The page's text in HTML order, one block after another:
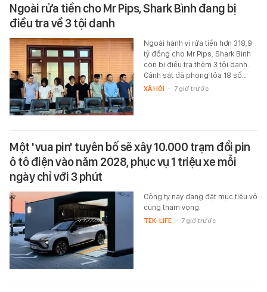
Ngoài rửa tiền cho Mr Pips, Shark Bình đang bị
điều tra về 3 tội danh
Ngoài hành vi rửa tiền hơn 318,9
tỷ đồng cho Mr Pips, Shark Bình
còn bị điều tra thêm 3 tội danh.
Cảnh sát đã phong tỏa 18 sổ…
XÃ HỘI - 7 giờ trước
Một 'vua pin' tuyên bố sẽ xây 10.000 trạm đổi pin
ô tô điện vào năm 2028, phục vụ 1 triệu xe mỗi
ngày chỉ với 3 phút
Công ty này đang đặt mục tiêu vô
cùng tham vọng.
TEK-LIFE - 7 giờ trước